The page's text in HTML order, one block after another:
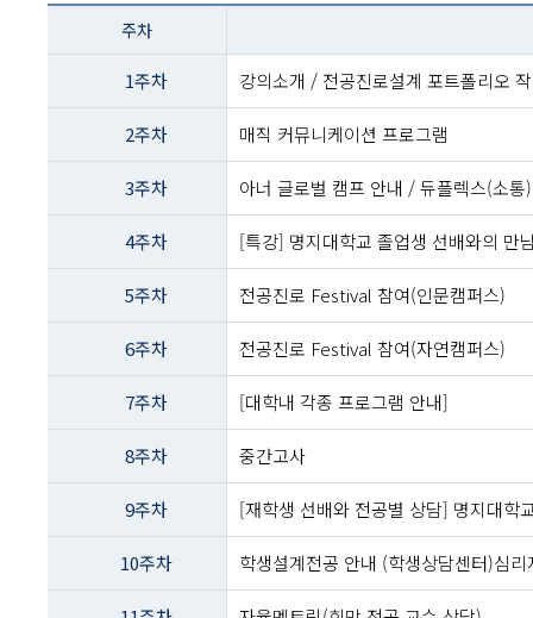
및
주차
1주차 강의소개 / 전공진로설계 포트폴리오
2주차 매직 커뮤니케이션 프로그램
3주차 아너 글로벌 캠프 안내 / 듀플렉스(소통
4주차 [특강] 명지대학교 졸업생 선배와의 만
5주차 전공진로 Festival 참여(인문캠퍼스)
6주차 전공진로 Festival 참여(자연캠퍼스)
7주차 [대학내 각종 프로그램 안내]
8주차 중간고사
9주차 [재학생 선배와 전공별 상담] 명지대학
10주차 학생설계전공 안내 (학생상담센터)심